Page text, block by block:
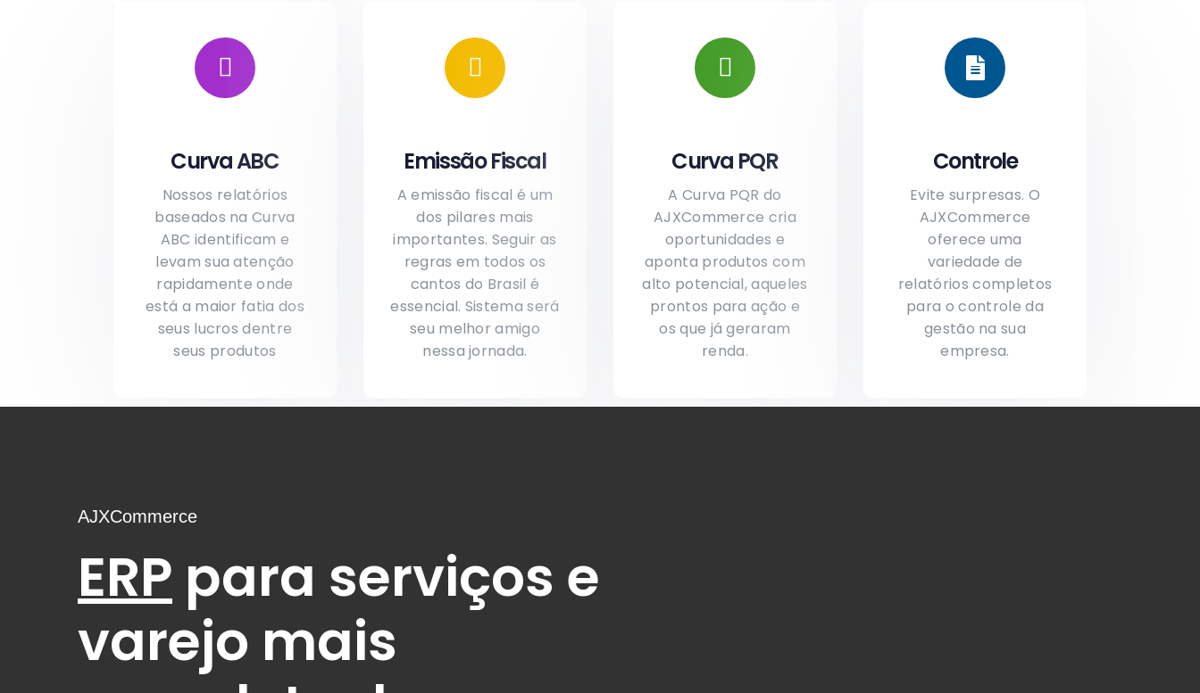
Curva ABC
Nossos relatórios
baseados na Curva
ABC identificam e
levam sua atenção
rapidamente onde
está a maior fatia dos
seus lucros dentre
seus produtos
Emissão Fiscal
A emissão fiscal é um
dos pilares mais
importantes. Seguir as
regras em todos os
cantos do Brasil é
essencial. Sistema será
seu melhor amigo
nessa jornada.
Curva PQR
A Curva PQR do
AJXCommerce cria
oportunidades e
aponta produtos com
alto potencial, aqueles
prontos para ação e
os que já geraram
renda.
Controle
Evite surpresas. O
AJXCommerce
oferece uma
variedade de
relatórios completos
para o controle da
gestão na sua
empresa.
AJXCommerce
ERP para serviços e
varejo mais